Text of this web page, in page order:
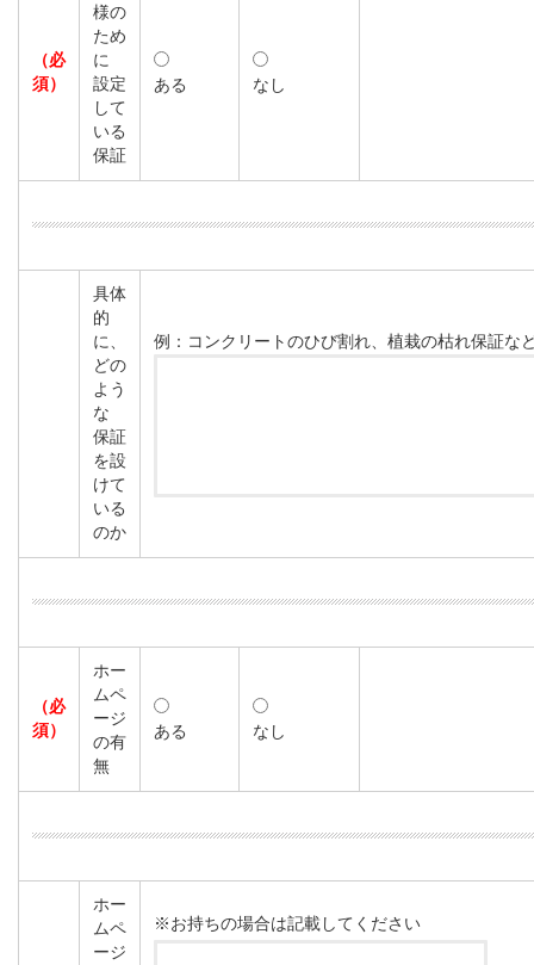
（必
須）
様の
ため
に
設定
して
いる
保証
ある なし
具体
的
に、
どの
よう
な
保証
を設
けて
いる
のか
例：コンクリートのひび割れ、植栽の枯れ保証な
（必
須）
ホー
ムペ
ージ
の有
無
ある なし
ホー
ムペ
ージ
※お持ちの場合は記載してください